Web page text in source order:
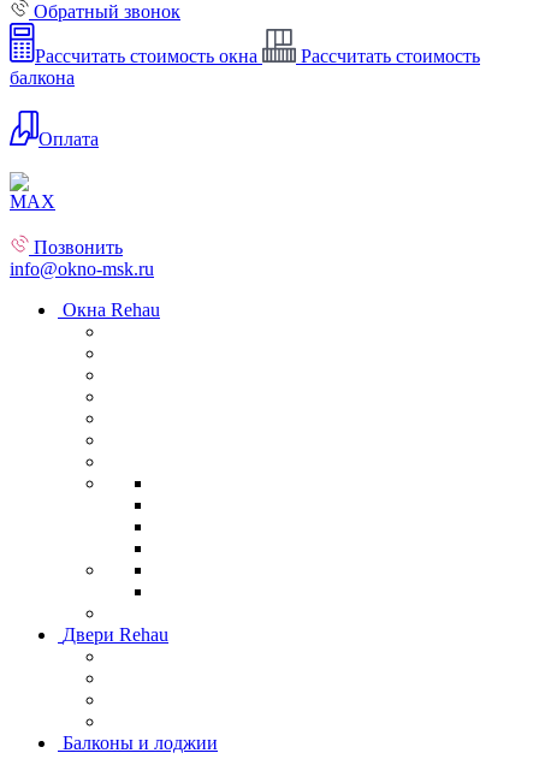
Обратный звонок
Рассчитать стоимость окна
Рассчитать стоимость
балкона
Оплата
Позвонить
info@okno-msk.ru
Окна Rehau
Двери Rehau
Балконы и лоджии